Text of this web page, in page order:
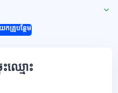
គ្រូបន្ថែម
ឈ្មោះ